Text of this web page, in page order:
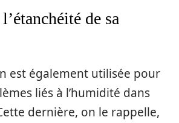
de sa
est également utilisée pour
liés à l’humidité dans
dernière, on le rappelle,